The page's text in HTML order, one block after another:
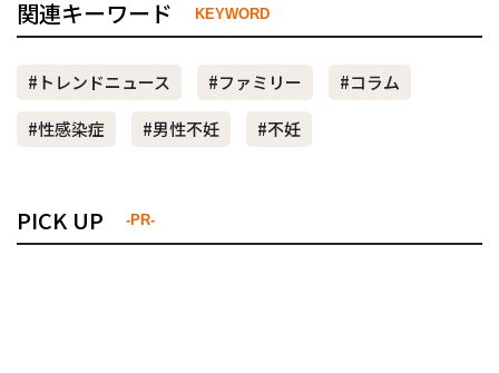
関連キーワード KEYWORD
#トレンドニュース #ファミリー
#コラム
#性感染症
#男性不妊 #不妊
PICK UP -PR-